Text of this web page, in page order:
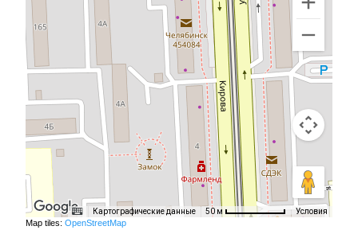
Картографические данные 50 м Условия
Map tiles: OpenStreetMap